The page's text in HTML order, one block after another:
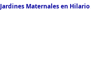
Jardines Maternales en Hilario